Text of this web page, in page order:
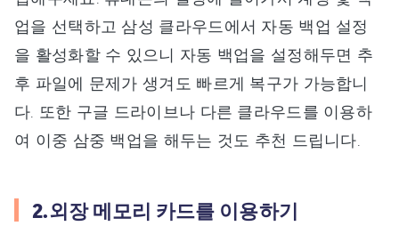
업을 선택하고 삼성 클라우드에서 자동 백업 설정
을 활성화할 수 있으니 자동 백업을 설정해두면 추
후 파일에 문제가 생겨도 빠르게 복구가 가능합니
다. 또한 구글 드라이브나 다른 클라우드를 이용하
여 이중 삼중 백업을 해두는 것도 추천 드립니다.
2.외장 메모리 카드를 이용하기